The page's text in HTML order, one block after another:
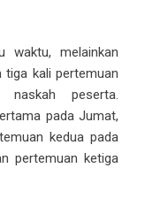
waktu, melainkan
kali pertemuan
peserta.
pada Jumat,
kedua pada
pertemuan ketiga